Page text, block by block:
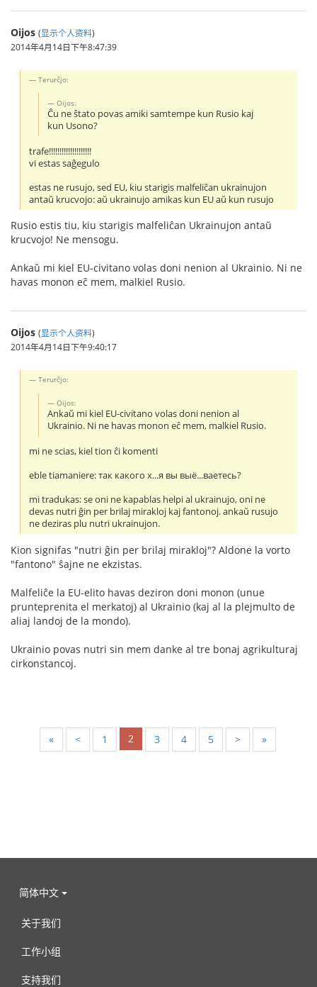
Oijos (显示个人资料)
2014年4月14日下午8:47:39
Terurĉjo:
Oijos:
Ĉu ne ŝtato povas amiki samtempe kun Rusio kaj
kun Usono?
trafe!!!!!!!!!!!!!!!!!!!!
vi estas saĝegulo
estas ne rusujo, sed EU, kiu starigis malfeliĉan ukrainujon
antaŭ krucvojo: aŭ ukrainujo amikas kun EU aŭ kun rusujo
Rusio estis tiu, kiu starigis malfeliĉan Ukrainujon antaŭ
krucvojo! Ne mensogu.
Ankaŭ mi kiel EU-civitano volas doni nenion al Ukrainio. Ni ne
havas monon eĉ mem, malkiel Rusio.
Oijos (显示个人资料)
2014年4月14日下午9:40:17
Terurĉjo:
Oijos:
Ankaŭ mi kiel EU-civitano volas doni nenion al
Ukrainio. Ni ne havas monon eĉ mem, malkiel Rusio.
mi ne scias, kiel tion ĉi komenti
eble tiamaniere: так какого х...я вы выё...ваетесь?
mi tradukas: se oni ne kapablas helpi al ukrainujo, oni ne
devas nutri ĝin per brilaj mirakloj kaj fantonoj. ankaŭ rusujo
ne deziras plu nutri ukrainujon.
Kion signifas "nutri ĝin per brilaj mirakloj"? Aldone la vorto
"fantono" ŝajne ne ekzistas.
Malfeliĉe la EU-elito havas deziron doni monon (unue
prunteprenita el merkatoj) al Ukrainio (kaj al la plejmulto de
aliaj landoj de la mondo).
Ukrainio povas nutri sin mem danke al tre bonaj agrikulturaj
cirkonstancoj.
« < 1 2 3 4 5 > »
简体中文
关于我们
工作小组
支持我们